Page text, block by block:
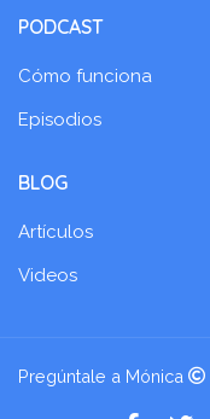
PODCAST
Cómo funciona
Episodios
BLOG
Artículos
Videos
Pregúntale a Mónica